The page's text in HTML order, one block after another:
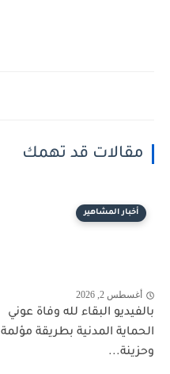
مقالات قد تهمك
أخبار المشاهير
أغسطس 2, 2026
بالفيديو البقاء لله وفاة عوني
الحماية المدنية بطريقة مؤلمة
وحزينة...